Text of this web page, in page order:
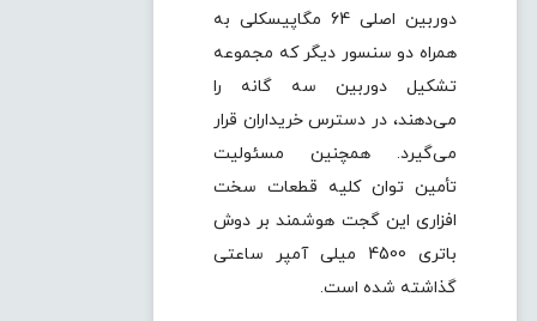
دوربین اصلی 64 مگاپیسکلی به
همراه دو سنسور دیگر که مجموعه
تشکیل دوربین سه گانه را
می‌دهند، در دسترس خریداران قرار
می‌گیرد. همچنین مسئولیت
تأمین توان کلیه قطعات سخت
افزاری این گجت هوشمند بر دوش
باتری 4500 میلی آمپر ساعتی
گذاشته شده است.